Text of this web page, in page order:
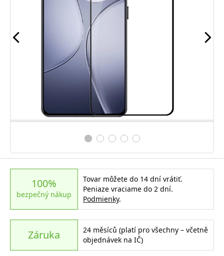
100%
bezpečný nákup
Tovar môžete do 14 dní vrátiť.
Peniaze vraciame do 2 dní.
Podmienky.
Záruka
24 měsíců (platí pro všechny – včetně
objednávek na IČ)